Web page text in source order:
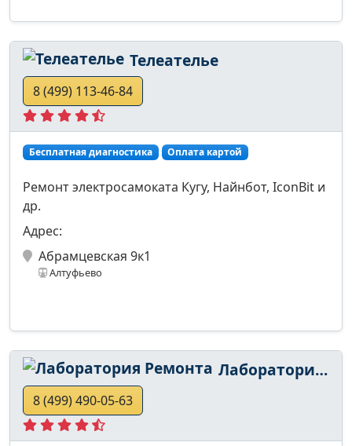
Телеателье
8 (499) 113-46-84
Бесплатная диагностика Оплата картой
Ремонт электросамоката Кугу, Найнбот, IconBit и
др.
Адрес:
Абрамцевская 9к1
Алтуфьево
Лаборатория Ремонта
8 (499) 490-05-63